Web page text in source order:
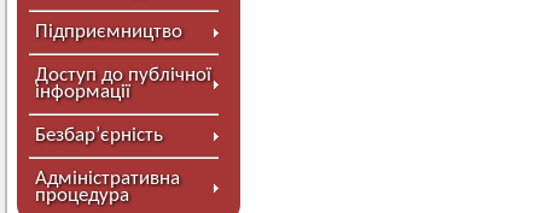
Підприємництво
Доступ до публічної
інформації
Безбар’єрність
Адміністративна
процедура